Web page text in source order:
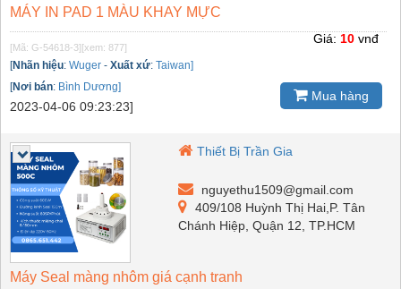
MÁY IN PAD 1 MÀU KHAY MỰC
[Mã: G-54618-3][xem: 877]
[Nhãn hiệu: Wuger - Xuất xứ: Taiwan]
[Nơi bán: Bình Dương]
2023-04-06 09:23:23]
Giá: 10 vnđ
Mua hàng
Thiết Bị Trần Gia
nguyethu1509@gmail.com
409/108 Huỳnh Thị Hai,P. Tân
Chánh Hiệp, Quận 12, TP.HCM
Máy Seal màng nhôm giá cạnh tranh